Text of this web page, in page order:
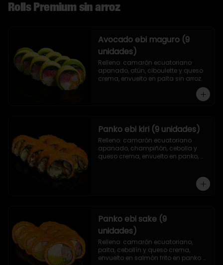
Rolls Premium sin arroz
Avocado ebi maguro (9
unidades)
Relleno: camarón ecuatoriano
apanado, atún, ciboulette y queso
crema, envuelto en palta sin arroz.
Panko ebi kiri (9 unidades)
Relleno: camarón ecuatoriano
apanado, champiñón, cebolla y
queso crema, envuelto en panko,
Panko ebi sake (9
unidades)
Relleno: camarón ecuatoriano,
palta, cebollín y queso crema,
envuelto en salmón frito en panko